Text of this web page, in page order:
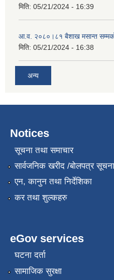
मिति: 05/21/2024 - 16:39
आ.व. २०८०।८१ बैशाख मसान्त
मिति: 05/21/2024 - 16:38
अन्य
Notices
सूचना तथा समाचार
सार्वजनिक खरीद /बोलपत्र सूचना
एन, कानुन तथा निर्देशिका
कर तथा शुल्कहरु
eGov services
घटना दर्ता
सामाजिक सुरक्षा